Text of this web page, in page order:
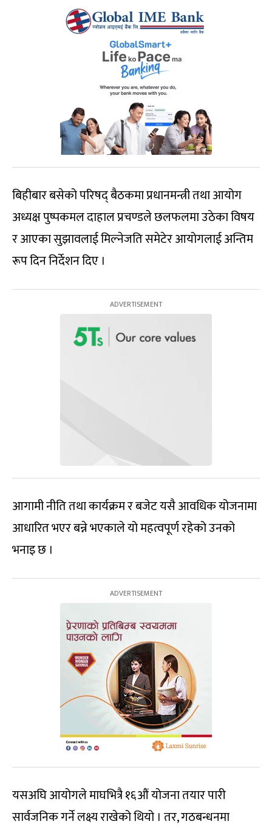
बिहीबार बसेको परिषद् बैठकमा प्रधानमन्त्री तथा आयोग
अध्यक्ष पुष्पकमल दाहाल प्रचण्डले छलफलमा उठेका विषय
र आएका सुझावलाई मिल्नेजति समेटेर आयोगलाई अन्तिम
रूप दिन निर्देशन दिए ।
आगामी नीति तथा कार्यक्रम र बजेट यसै आवधिक योजनामा
आधारित भएर बन्ने भएकाले यो महत्वपूर्ण रहेको उनको
भनाइ छ ।
यसअघि आयोगले माघभित्रै १६औं योजना तयार पारी
सार्वजनिक गर्ने लक्ष्य राखेको थियो । तर, गठबन्धनमा